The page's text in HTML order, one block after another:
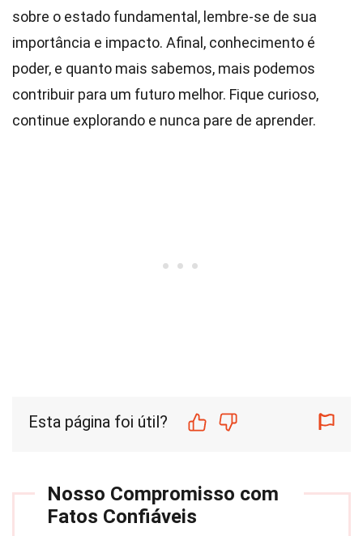
sobre o estado fundamental, lembre-se de sua
importância e impacto. Afinal, conhecimento é
poder, e quanto mais sabemos, mais podemos
contribuir para um futuro melhor. Fique curioso,
continue explorando e nunca pare de aprender.
Esta página foi útil?
Nosso Compromisso com
Fatos Confiáveis